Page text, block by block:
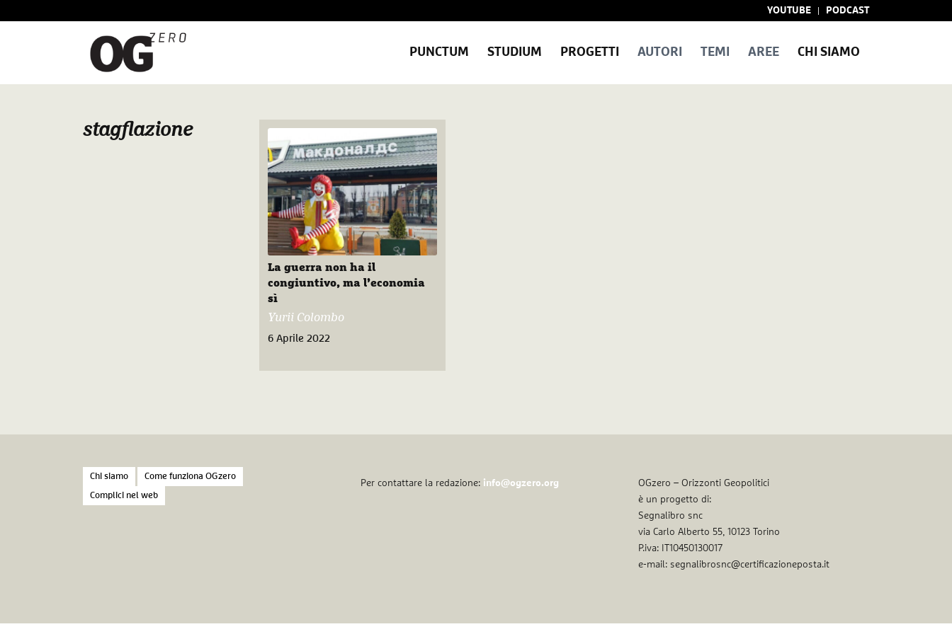
YOUTUBE PODCAST
PUNCTUM STUDIUM PROGETTI AUTORI TEMI AREE CHI SIAMO
stagflazione
La guerra non ha il
congiuntivo, ma l’economia
sì
Yurii Colombo
6 Aprile 2022
Chi siamo Come funziona OGzero
Complici nel web
Per contattare la redazione: info@ogzero.org
OGzero – Orizzonti Geopolitici
è un progetto di:
Segnalibro snc
via Carlo Alberto 55, 10123 Torino
P.iva: IT10450130017
e-mail: segnalibrosnc@certificazioneposta.it